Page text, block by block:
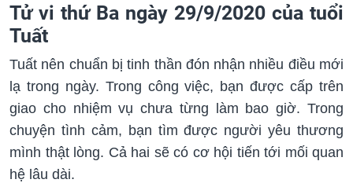
Tử vi thứ Ba ngày 29/9/2020 của tuổi
Tuất
Tuất nên chuẩn bị tinh thần đón nhận nhiều điều mới
lạ trong ngày. Trong công việc, bạn được cấp trên
giao cho nhiệm vụ chưa từng làm bao giờ. Trong
chuyện tình cảm, bạn tìm được người yêu thương
mình thật lòng. Cả hai sẽ có cơ hội tiến tới mối quan
hệ lâu dài.